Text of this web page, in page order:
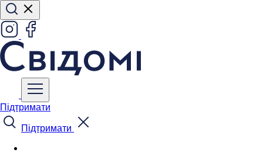
Підтримати
Підтримати